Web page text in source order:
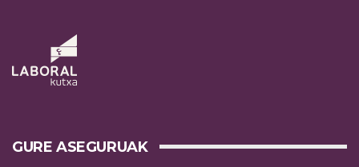
GURE ASEGURUAK